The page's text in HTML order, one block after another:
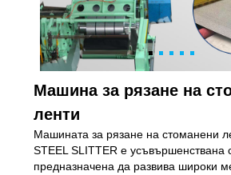
Машина за рязане на
ленти
Машината за рязане на стоманени
STEEL SLITTER е усъвършенствана
предназначена да развива широки